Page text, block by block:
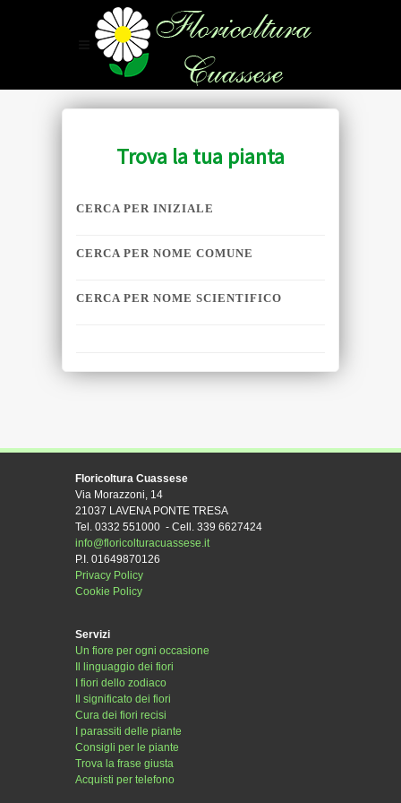
Trova la tua pianta
CERCA PER INIZIALE
CERCA PER NOME COMUNE
CERCA PER NOME SCIENTIFICO
Floricoltura Cuassese
Via Morazzoni, 14
21037 LAVENA PONTE TRESA
Tel. 0332 551000 - Cell. 339 6627424
info@floricolturacuassese.it
P.I. 01649870126
Privacy Policy
Cookie Policy
Servizi
Un fiore per ogni occasione
Il linguaggio dei fiori
I fiori dello zodiaco
Il significato dei fiori
Cura dei fiori recisi
I parassiti delle piante
Consigli per le piante
Trova la frase giusta
Acquisti per telefono